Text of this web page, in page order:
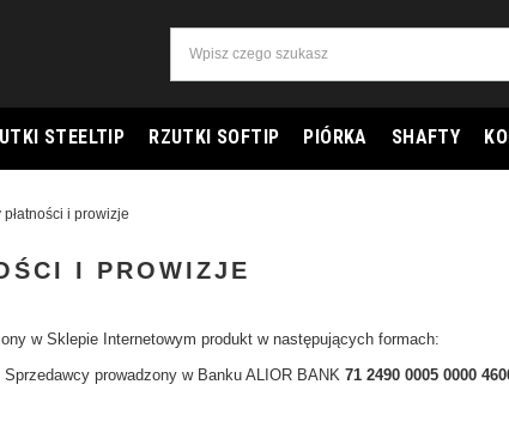
STEELTIP RZUTKI SOFTIP PIÓRKA SHAFTY
i prowizje
I PROWIZJE
w Sklepie Internetowym produkt w następujących formach:
prowadzony w Banku ALIOR BANK 71 2490 0005 0000